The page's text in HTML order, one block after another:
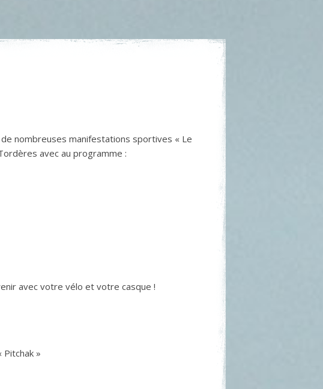
nombreuses manifestations sportives « Le
avec au programme :
avec votre vélo et votre casque !
»